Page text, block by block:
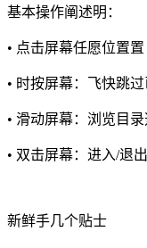
基本操作阐述明：
• 点击屏幕任愿位置
• 时按屏幕：飞快跳
• 滑动屏幕：浏览目
• 双击屏幕：进入/退
新鲜手几个贴士